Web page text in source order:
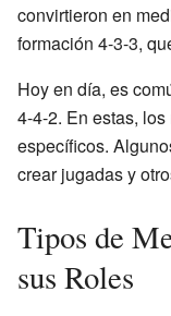
convirtieron en
formación 4-3-3,
Hoy en día, es
4-4-2. En estas,
específicos.
crear jugadas y
Tipos de
sus Roles